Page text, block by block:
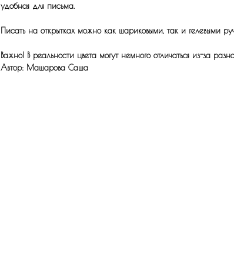
удобная для письма.
Писать на открытках можно как шариковыми, так и гелевыми
Важно! В реальности цвета могут немного отличаться из-за
Автор: Машарова Саша